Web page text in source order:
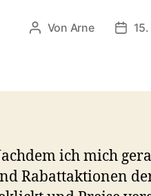
Beitragsautor
Von Arne
ich mich
Rabattaktionen